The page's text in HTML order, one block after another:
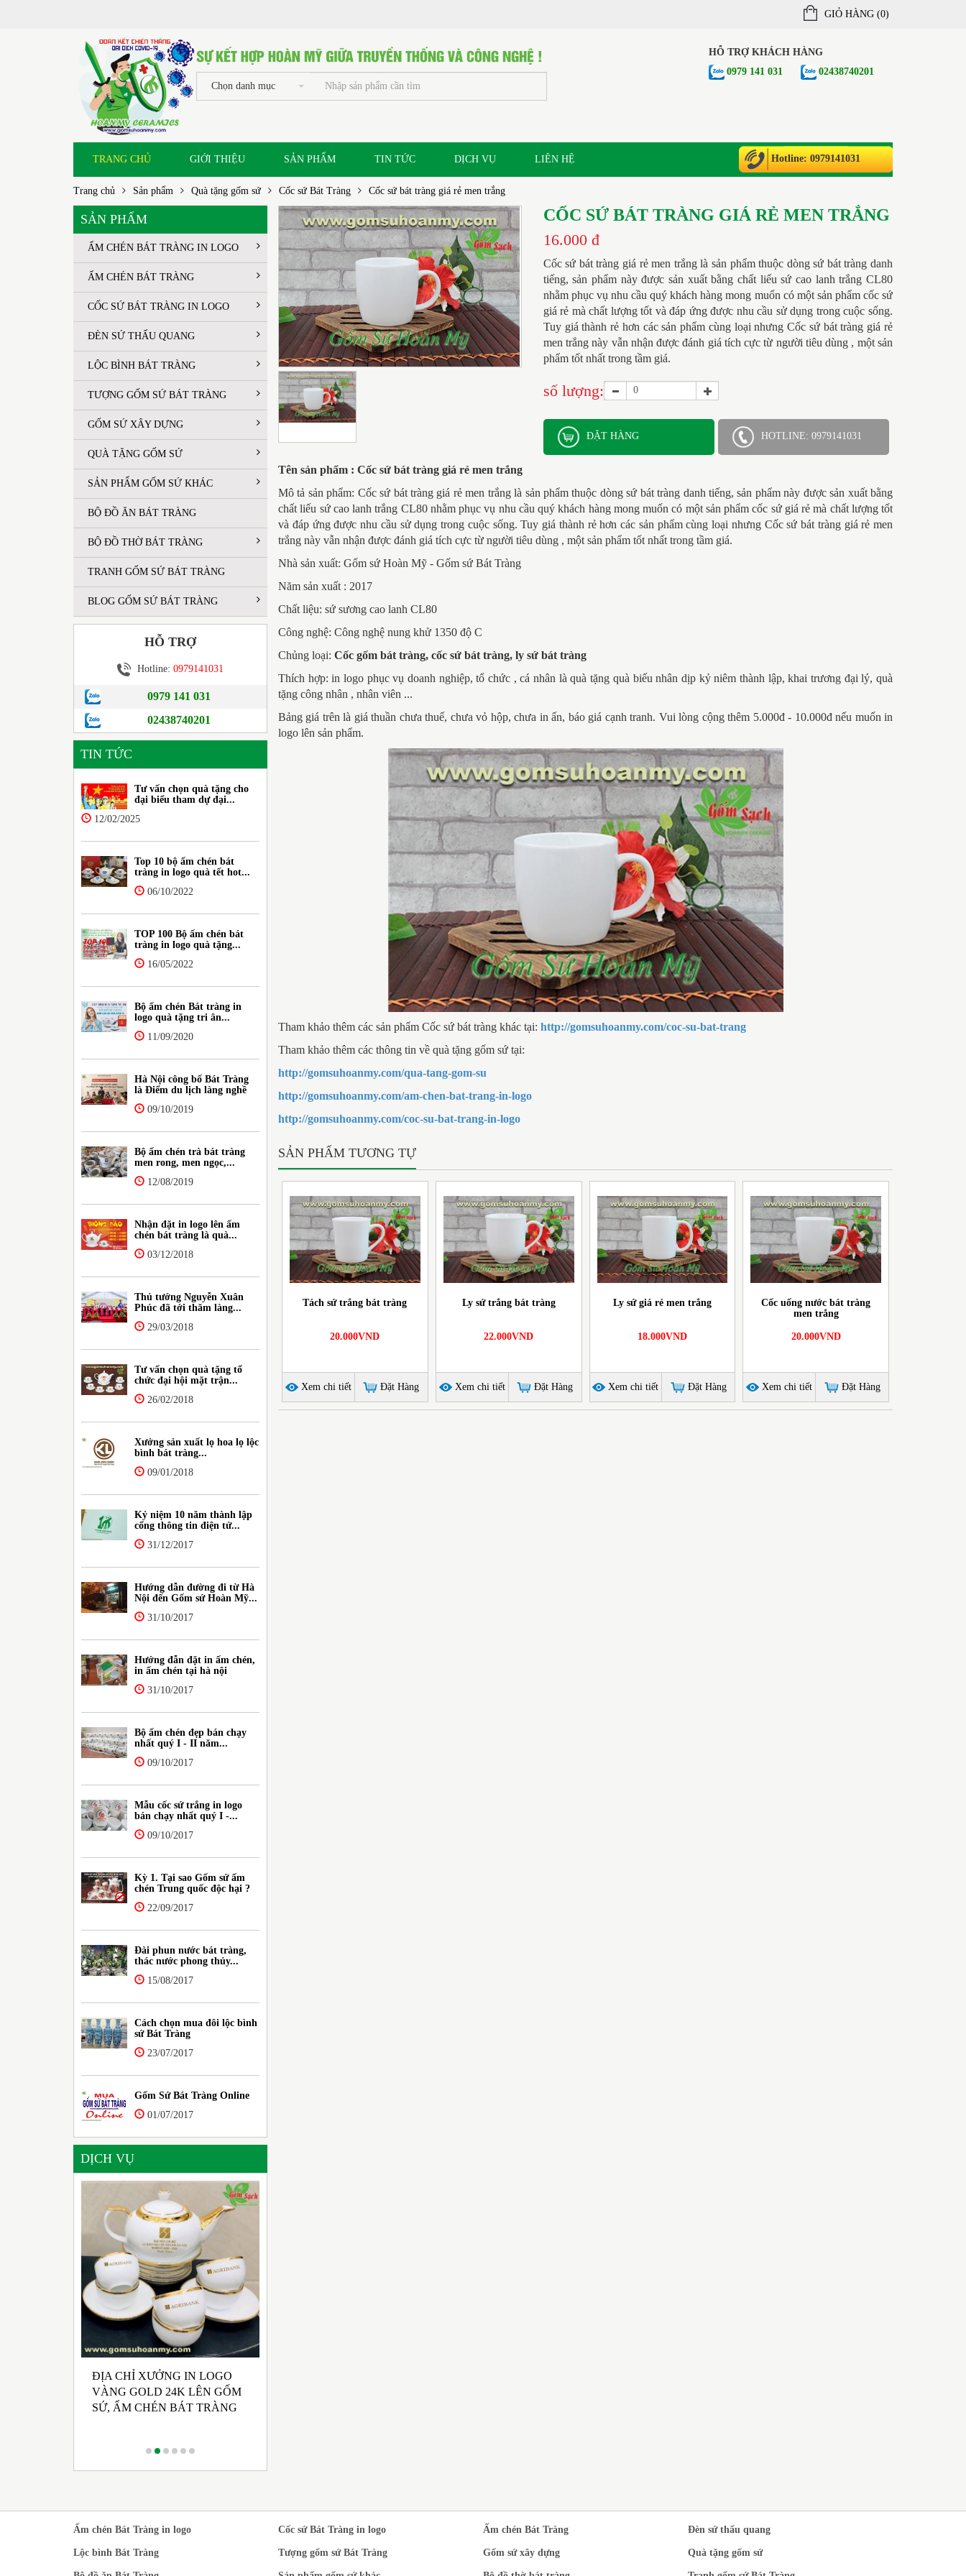
GIỎ HÀNG (0)
Chọn danh mục
HỖ TRỢ KHÁCH HÀNG
0979 141 031
02438740201
TRANG CHỦ GIỚI THIỆU SẢN PHẨM TIN TỨC DỊCH VỤ LIÊN HỆ Hotline: 0979141031
Trang chủ Sản phẩm Quà tặng gốm sứ Cốc sứ Bát Tràng Cốc sứ bát tràng giá rẻ men trắng
SẢN PHẨM
ẤM CHÉN BÁT TRÀNG IN LOGO
ẤM CHÉN BÁT TRÀNG
CỐC SỨ BÁT TRÀNG IN LOGO
ĐÈN SỨ THẤU QUANG
LỘC BÌNH BÁT TRÀNG
TƯỢNG GỐM SỨ BÁT TRÀNG
GỐM SỨ XÂY DỰNG
QUÀ TẶNG GỐM SỨ
SẢN PHẨM GỐM SỨ KHÁC
BỘ ĐỒ ĂN BÁT TRÀNG
BỘ ĐỒ THỜ BÁT TRÀNG
TRANH GỐM SỨ BÁT TRÀNG
BLOG GỐM SỨ BÁT TRÀNG
HỖ TRỢ
Hotline: 0979141031
0979 141 031
02438740201
TIN TỨC
Tư vấn chọn quà tặng cho
đại biểu tham dự đại...
12/02/2025
Top 10 bộ ấm chén bát
tràng in logo quà tết hot...
06/10/2022
TOP 100 Bộ ấm chén bát
tràng in logo quà tặng...
16/05/2022
Bộ ấm chén Bát tràng in
logo quà tặng tri ân...
11/09/2020
Hà Nội công bố Bát Tràng
là Điểm du lịch làng nghề
09/10/2019
Bộ ấm chén trà bát tràng
men rong, men ngọc,...
12/08/2019
Nhận đặt in logo lên ấm
chén bát tràng là quà...
03/12/2018
Thủ tướng Nguyễn Xuân
Phúc đã tới thăm làng...
29/03/2018
Tư vấn chọn quà tặng tổ
chức đại hội mặt trận...
26/02/2018
Xưởng sản xuất lọ hoa lọ lộc
bình bát tràng...
09/01/2018
Kỷ niệm 10 năm thành lập
cổng thông tin điện tử...
31/12/2017
Hướng dẫn đường đi từ Hà
Nội đến Gốm sứ Hoàn Mỹ...
31/10/2017
Hướng đẫn đặt in ấm chén,
in ấm chén tại hà nội
31/10/2017
Bộ ấm chén đẹp bán chạy
nhất quý I - II năm...
09/10/2017
Mẫu cốc sứ trắng in logo
bán chạy nhất quý I -...
09/10/2017
Kỳ 1. Tại sao Gốm sứ ấm
chén Trung quốc độc hại ?
22/09/2017
Đài phun nước bát tràng,
thác nước phong thủy...
15/08/2017
Cách chọn mua đôi lộc bình
sứ Bát Tràng
23/07/2017
Gốm Sứ Bát Tràng Online
01/07/2017
DỊCH VỤ
ĐỊA CHỈ XƯỞNG IN LOGO
VÀNG GOLD 24K LÊN GỐM
SỨ, ẤM CHÉN BÁT TRÀNG
CỐC SỨ BÁT TRÀNG GIÁ RẺ MEN TRẮNG
16.000 đ
Cốc sứ bát tràng giá rẻ men trắnglà sản phẩm thuộc dòng sứ bát tràng danh
tiếng, sản phẩm này được sản xuất bằng chất liếu sứ cao lanh trắng CL80
nhằm phục vụ nhu cầu quý khách hàng mong muốn có một sản phẩm cốc sứ
giá rẻ mà chất lượng tốt và đáp ứng được nhu cầu sử dụng trong cuộc sống.
Tuy giá thành rẻ hơn các sản phẩm cùng loại nhưngCốc sứ bát tràng giá rẻ
men trắng này vẫn nhận được đánh giá tích cực từ người tiêu dùng , một sản
phẩm tốt nhất trong tầm giá.
số lượng:
ĐẶT HÀNG HOTLINE: 0979141031
Tên sản phẩm : Cốc sứ bát tràng giá rẻ men trắng
Mô tả sản phẩm: Cốc sứ bát tràng giá rẻ men trắnglà sản phẩm thuộc dòng sứ bát tràng danh tiếng, sản phẩm này được sản xuất bằng
chất liếu sứ cao lanh trắng CL80 nhằm phục vụ nhu cầu quý khách hàng mong muốn có một sản phẩm cốc sứ giá rẻ mà chất lượng tốt
và đáp ứng được nhu cầu sử dụng trong cuộc sống. Tuy giá thành rẻ hơn các sản phẩm cùng loại nhưng Cốc sứ bát tràng giá rẻ men
trắng này vẫn nhận được đánh giá tích cực từ người tiêu dùng , một sản phẩm tốt nhất trong tầm giá.
Nhà sản xuất: Gốm sứ Hoàn Mỹ - Gốm sứ Bát Tràng
Năm sản xuất : 2017
Chất liệu: sứ sương cao lanh CL80
Công nghệ: Công nghệ nung khử 1350 độ C
Chủng loại: Cốc gốm bát tràng, cốc sứ bát tràng, ly sứ bát tràng
Thích hợp: in logo phục vụ doanh nghiệp, tổ chức , cá nhân là quà tặng quà biếu nhân dịp kỷ niêm thành lập, khai trương đại lý, quà
tặng công nhân , nhân viên ...
Bảng giá trên là giá thuần chưa thuế, chưa vỏ hộp, chưa in ấn, báo giá cạnh tranh. Vui lòng cộng thêm 5.000đ - 10.000đ nếu muốn in
logo lên sản phẩm.
Tham khảo thêm các sản phẩm Cốc sứ bát tràng khác tại: http://gomsuhoanmy.com/coc-su-bat-trang
Tham khảo thêm các thông tin về quà tặng gốm sứ tại:
http://gomsuhoanmy.com/qua-tang-gom-su
http://gomsuhoanmy.com/am-chen-bat-trang-in-logo
http://gomsuhoanmy.com/coc-su-bat-trang-in-logo
SẢN PHẨM TƯƠNG TỰ
Tách sứ trắng bát tràng
20.000VND
Xem chi tiết Đặt Hàng
Ly sứ trắng bát tràng
22.000VND
Xem chi tiết Đặt Hàng
Ly sứ giá rẻ men trắng
18.000VND
Xem chi tiết Đặt Hàng
Cốc uống nước bát tràng
men trắng
20.000VND
Xem chi tiết Đặt Hàng
Ấm chén Bát Tràng in logo Cốc sứ Bát Tràng in logo Ấm chén Bát Tràng Đèn sứ thấu quang
Lộc bình Bát Tràng Tượng gốm sứ Bát Tràng Gốm sứ xây dựng Quà tặng gốm sứ